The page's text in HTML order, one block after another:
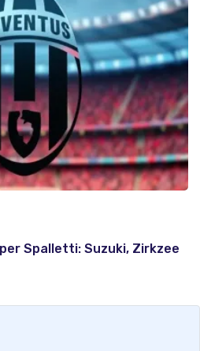
Spalletti: Suzuki, Zirkzee